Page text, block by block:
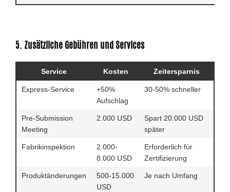
5. Zusätzliche Gebühren und Services
Service Kosten Zeitersparnis
Express-Service
+50%
Aufschlag
30-50% schneller
Pre-Submission
Meeting
2.000 USD
Spart 20.000 USD
später
Fabrikinspektion
2.000-
8.000 USD
Erforderlich für
Zertifizierung
Produktänderungen
500-15.000
USD
Je nach Umfang